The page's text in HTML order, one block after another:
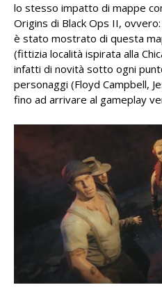
lo stesso impatto di mappe
Origins di Black Ops II,
è stato mostrato di questa
(fittizia località ispirata alla
infatti di novità sotto ogni
personaggi (Floyd Campbell,
fino ad arrivare al gameplay